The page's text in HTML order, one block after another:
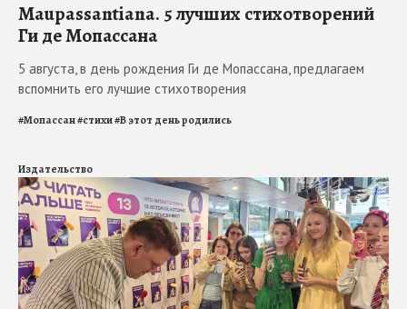
Maupassantiana. 5 лучших стихотворений
Ги де Мопассана
5 августа, в день рождения Ги де Мопассана, предлагаем
вспомнить его лучшие стихотворения
#Мопассан#стихи#В этот день родились
Издательство